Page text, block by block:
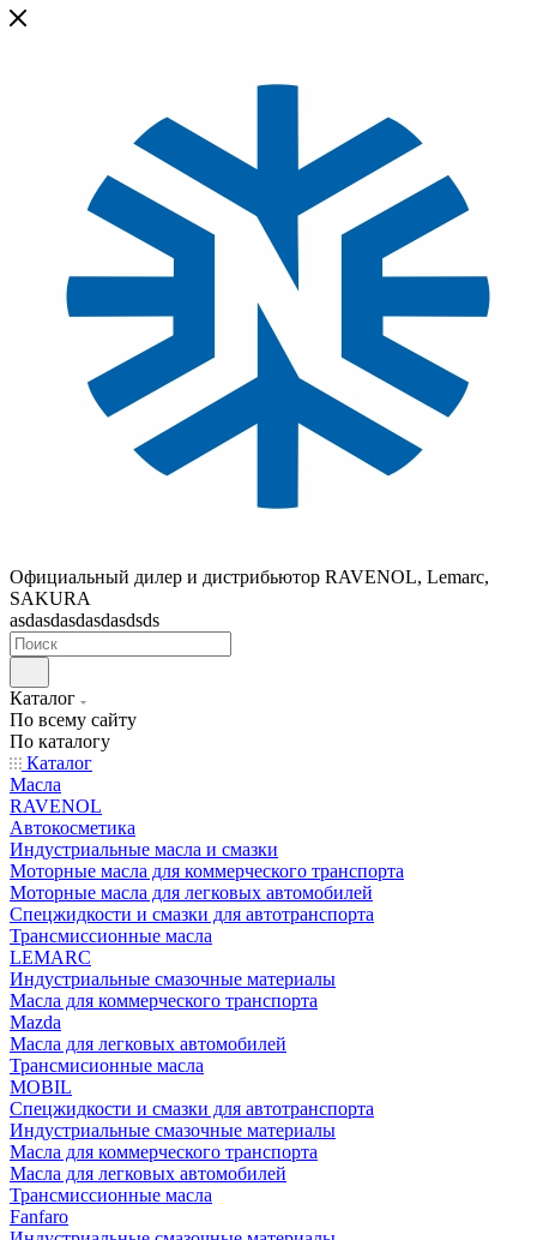
Официальный дилер и дистрибьютор RAVENOL, Lemarc,
SAKURA
asdasdasdasdasdsds
Каталог
По всему сайту
По каталогу
Каталог
Масла
RAVENOL
Автокосметика
Индустриальные масла и смазки
Моторные масла для коммерческого транспорта
Моторные масла для легковых автомобилей
Спецжидкости и смазки для автотранспорта
Трансмиссионные масла
LEMARC
Индустриальные смазочные материалы
Масла для коммерческого транспорта
Mazda
Масла для легковых автомобилей
Трансмисионные масла
MOBIL
Cпецжидкости и смазки для автотранспорта
Индустриальные смазочные материалы
Масла для коммерческого транспорта
Масла для легковых автомобилей
Трансмиссионные масла
Fanfaro